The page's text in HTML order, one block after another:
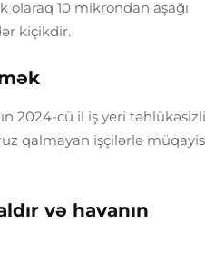
olaraq 10 mikrondan aşağı
kiçikdir.
2024-cü il iş yeri
qalmayan işçilərlə
və havanın